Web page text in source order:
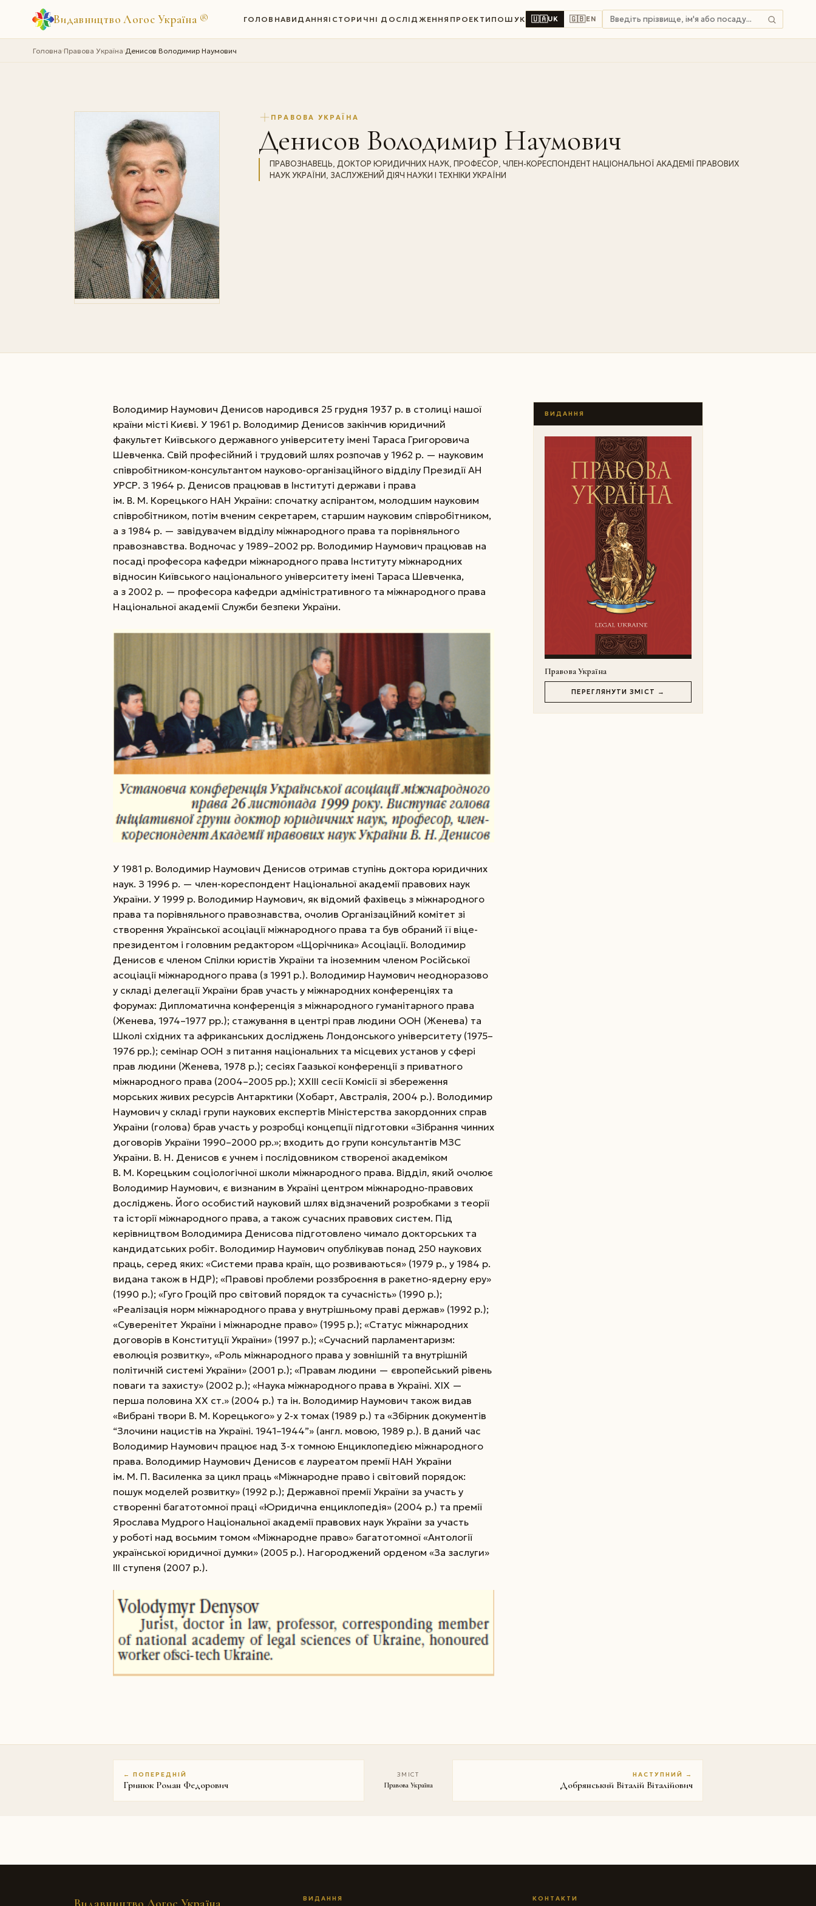
Видавництво Логос Україна ® ГОЛОВНАВИДАННЯ ІСТОРИЧНІ ДОСЛІДЖЕННЯ ПРОЕКТИ ПОШУК 🇺🇦UK 🇬🇧EN
Головна›Правова Україна›Денисов Володимир Наумович
ПРАВОВА УКРАЇНА
Денисов Володимир Наумович
ПРАВОЗНАВЕЦЬ, ДОКТОР ЮРИДИЧНИХ НАУК, ПРОФЕСОР, ЧЛЕН-КОРЕСПОНДЕНТ НАЦІОНАЛЬНОЇ АКАДЕМІЇ ПРАВОВИХ
НАУК УКРАЇНИ, ЗАСЛУЖЕНИЙ ДІЯЧ НАУКИ І ТЕХНІКИ УКРАЇНИ
Володимир Наумович Денисов народився 25 грудня 1937 р. в столиці нашої
країни місті Києві. У 1961 р. Володимир Денисов закінчив юридичний
факультет Київського державного університету імені Тараса Григоровича
Шевченка. Свій професійний і трудовий шлях розпочав у 1962 р. — науковим
співробітником-консультантом науково-організаційного відділу Президії АН
УРСР. З 1964 р. Денисов працював в Інституті держави і права
ім. В. М. Корецького НАН України: спочатку аспірантом, молодшим науковим
співробітником, потім вченим секретарем, старшим науковим співробітником,
а з 1984 р. — завідувачем відділу міжнародного права та порівняльного
правознавства. Водночас у 1989–2002 рр. Володимир Наумович працював на
посаді професора кафедри міжнародного права Інституту міжнародних
відносин Київського національного університету імені Тараса Шевченка,
а з 2002 р. — професора кафедри адміністративного та міжнародного права
Національної академії Служби безпеки України.
У 1981 р. Володимир Наумович Денисов отримав ступінь доктора юридичних
наук. З 1996 р. — член-кореспондент Національної академії правових наук
України. У 1999 р. Володимир Наумович, як відомий фахівець з міжнародного
права та порівняльного правознавства, очолив Організаційний комітет зі
створення Української асоціації міжнародного права та був обраний її віце-
президентом і голов­ним редактором «Щорічника» Асоціації. Володимир
Денисов є членом Спілки юристів України та іноземним членом Російської
асоціації міжнародного права (з 1991 р.). Володимир Наумович неодноразово
у складі делегації України брав участь у міжнародних конференціях та
форумах: Дипломатична конференція з міжнародного гуманітарного права
(Женева, 1974–1977 рр.); стажування в центрі прав людини ООН (Женева) та
Школі східних та африканських досліджень Лондонського університету (1975–
1976 рр.); семінар ООН з питання національних та місцевих установ у сфері
прав людини (Женева, 1978 р.); сесіях Гаазької конференції з приватного
міжнародного права (2004–2005 рр.); XXIII сесії Комісії зі збереження
морських живих ресурсів Антарктики (Хобарт, Австралія, 2004 р.). Володимир
Наумович у складі групи наукових експертів Міністерства закордонних справ
України (голова) брав участь у розробці концепції підготовки «Зібрання чинних
договорів України 1990–2000 рр.»; входить до групи консультантів МЗС
України. В. Н. Денисов є учнем і послідовником створеної академіком
В. М. Корецьким соціологічної школи міжнародного права. Відділ, який очолює
Володимир Наумович, є визнаним в Украї­ні центром міжнародно-правових
досліджень. Його особистий науковий шлях відзначений розробками з теорії
та історії міжнародного права, а також сучасних правових систем. Під
керівництвом Володимира Денисова підготовлено чимало докторських та
кандидатських робіт. Володимир Наумович опублікував понад 250 наукових
праць, серед яких: «Системи права країн, що розвиваються» (1979 р., у 1984 р.
видана також в НДР); «Правові проблеми роззброєння в ракетно-ядерну еру»
(1990 р.); «Гуго Гроцій про світовий порядок та сучасність» (1990 р.);
«Реалізація норм міжнародного права у внутрішньому праві держав» (1992 р.);
«Суверенітет України і міжнародне право» (1995 р.); «Статус міжнародних
договорів в Конституції Украї­ни» (1997 р.); «Сучасний парламентаризм:
еволюція розвит­ку», «Роль міжнародного права у зовнішній та внут­рішній
політичній системі України» (2001 р.); «Правам людини — європейський рівень
поваги та захисту» (2002 р.); «Наука міжнародного права в Украї­ні. XIX —
перша половина XX ст.» (2004 р.) та ін. Володимир Наумович також видав
«Вибрані твори В. М. Корецького» у 2-х томах (1989 р.) та «Збірник документів
“Злочини нацистів на Україні. 1941–1944”» (англ. мовою, 1989 р.). В даний час
Володимир Наумович працює над 3-х томною Енциклопедією міжнародного
права. Володимир Наумович Денисов є лауреатом премії НАН України
ім. М. П. Василенка за цикл праць «Міжнародне право і світовий порядок:
пошук моделей розвитку» (1992 р.); ­Держав­ної премії України за участь у
створенні багатотомної праці «Юридична енциклопедія» (2004 р.) та премії
Ярослава Мудрого Національної академії правових наук України за участь
у роботі над восьмим томом «Міжнародне право» багато­томної «Антології
української юридичної думки» (2005 р.). Нагороджений орденом «За заслуги»
III ступеня (2007 р.).
ВИДАННЯ
Правова Україна
ПЕРЕГЛЯНУТИ ЗМІСТ →
← ПОПЕРЕДНІЙ
Гринюк Роман Федорович
ЗМІСТ
Правова Україна
НАСТУПНИЙ →
Добрянський Віталій Віталійович
ВИДАННЯ КОНТАКТИ